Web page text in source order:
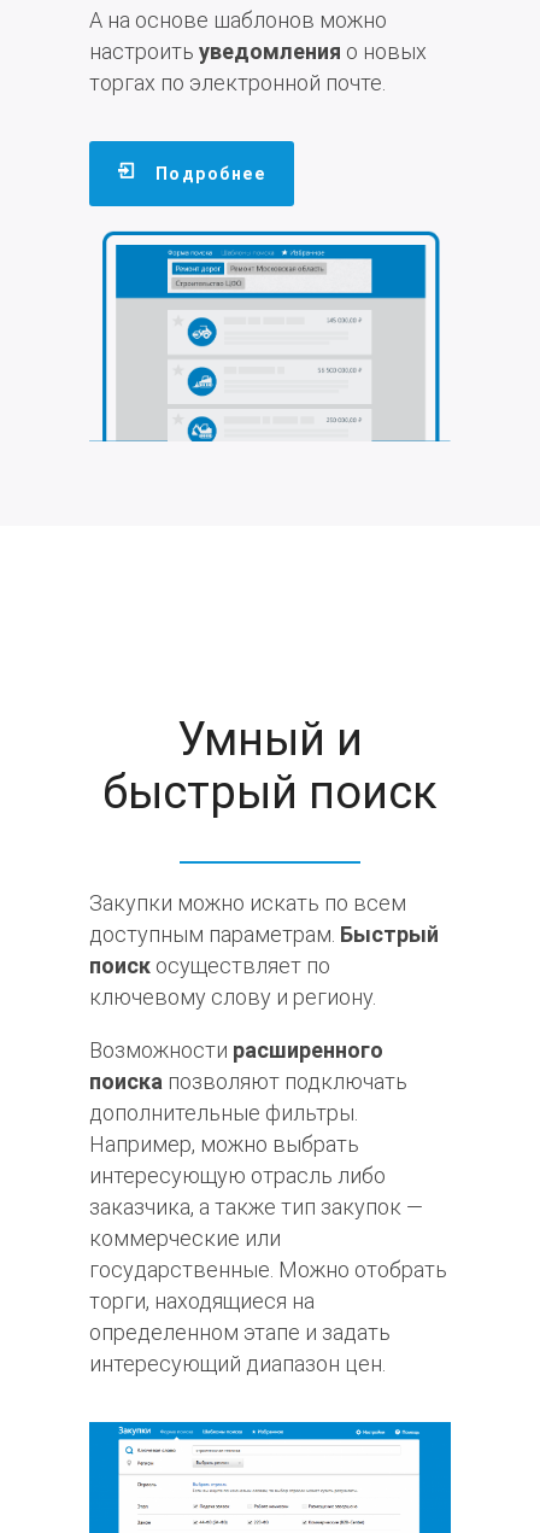
А на основе шаблонов можно
настроить уведомления о новых
торгах по электронной почте.
Подробнее
Умный и
быстрый поиск
Закупки можно искать по всем
доступным параметрам. Быстрый
поиск осуществляет по
ключевому слову и региону.
Возможности расширенного
поиска позволяют подключать
дополнительные фильтры.
Например, можно выбрать
интересующую отрасль либо
заказчика, а также тип закупок —
коммерческие или
государственные. Можно отобрать
торги, находящиеся на
определенном этапе и задать
интересующий диапазон цен.